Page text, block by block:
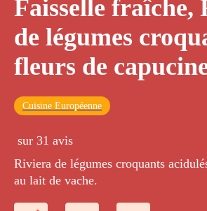
Faisselle fraîche,
de légumes
fleurs de
Cuisine Européenne
sur 31 avis
Riviera de légumes croquants
au lait de vache.